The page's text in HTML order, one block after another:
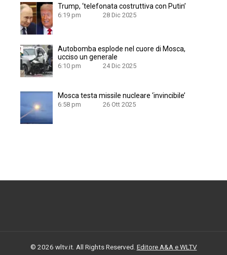
Trump, ‘telefonata costruttiva con Putin’
6:19 pm 28 Dic 2025
Autobomba esplode nel cuore di Mosca,
ucciso un generale
6:10 pm 24 Dic 2025
Mosca testa missile nucleare ‘invincibile’
6:58 pm 26 Ott 2025
© 2026 wltv.it. All Rights Reserved. Editore A&A e WLTV